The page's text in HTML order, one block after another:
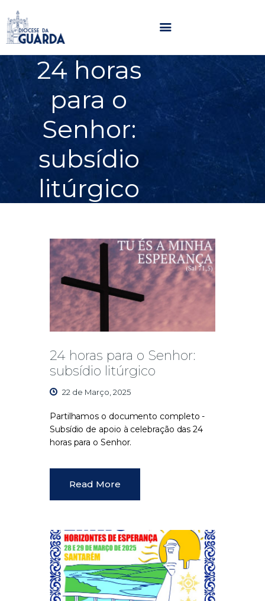
24 horas
para o
Senhor:
subsídio
litúrgico
HOME
DIOCESE
SECRETARIADOS
PARÓQUIAS
NOTÍCIAS
AGENDA
MULTIMÉDIA
SENTIR COM A IGREJA
24 horas para o Senhor:
subsídio litúrgico
22 de Março, 2025
Partilhamos o documento completo -
Subsídio de apoio à celebração das 24
horas para o Senhor.
Read More